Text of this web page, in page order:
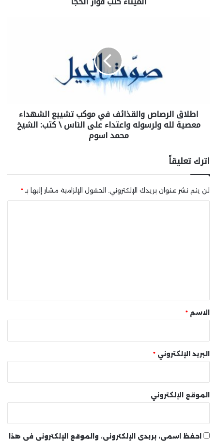
اطلاق الرصاص والقذائف في موكب تشييع الشهداء
معصية لله ولرسوله واعتداء على الناس \ كتب: الشيخ
محمد اسوم
اترك تعليقاً
لن يتم نشر عنوان بريدك الإلكتروني. الحقول الإلزامية مشار إليها بـ *
* الاسم *
البريد الإلكتروني *
الموقع الإلكتروني
احفظ اسمي، بريدي الإلكتروني، والموقع الإلكتروني في هذا